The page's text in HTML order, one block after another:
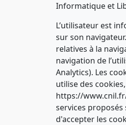
Informatique et
L’utilisateur est
sur son
relatives à la
navigation de
Analytics). Les
utilise des
https://
services
d'accepter les